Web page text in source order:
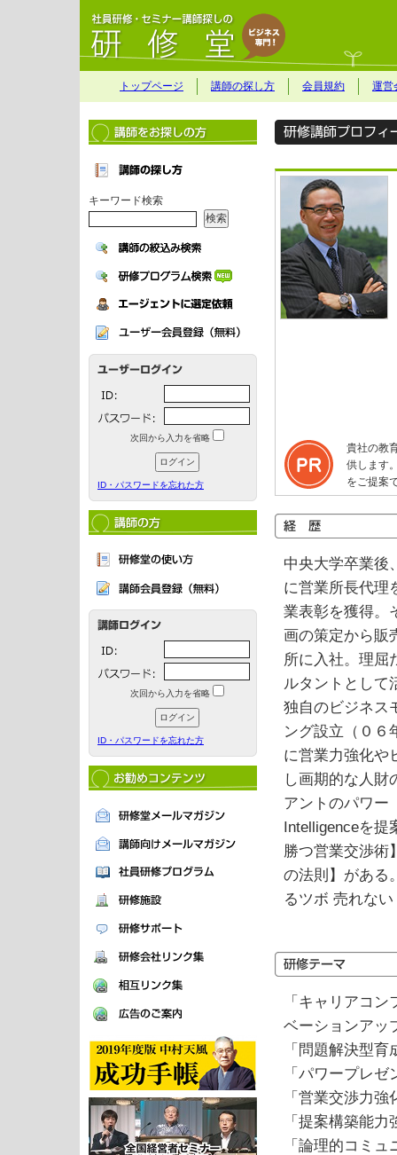
トップページ 講師の探し方 会員規約 運営
キーワード検索
次回から入力を省略
ID・パスワードを忘れた方
次回から入力を省略
ID・パスワードを忘れた方
貴社の教
供します
をご提案
中央大学卒業後
に営業所長代理
業表彰を獲得。
画の策定から販
所に入社。理屈
ルタントとして
独自のビジネス
ング設立（０６
に営業力強化や
し画期的な人財
アントのパワー
Intelligenceを提
勝つ営業交渉
の法則】がある
るツボ 売れな
「キャリアコ
ベーションアッ
「問題解決型育
「パワープレ
「営業交渉力強
「提案構築能力
「論理的コミ